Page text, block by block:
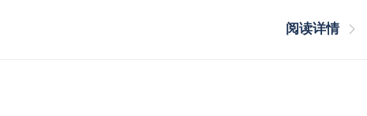
阅读详情